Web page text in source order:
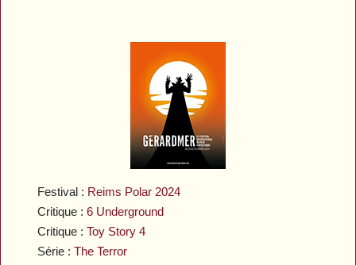
Festival : Reims Polar 2024
Critique :6 Underground
Critique :Toy Story 4
Série :The Terror